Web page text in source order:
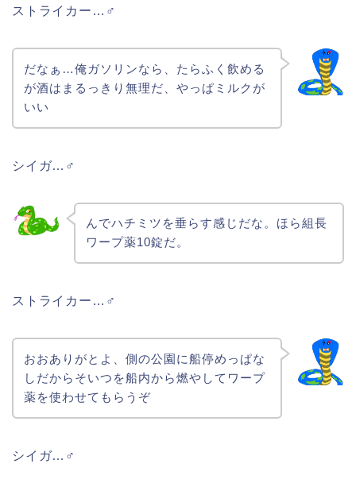
ストライカー…♂
だなぁ…俺ガソリンなら、たらふく飲める
が酒はまるっきり無理だ、やっぱミルクが
いい
シイガ…♂
んでハチミツを垂らす感じだな。ほら組長
ワープ薬10錠だ。
ストライカー…♂
おおありがとよ、側の公園に船停めっぱな
しだからそいつを船内から燃やしてワープ
薬を使わせてもらうぞ
シイガ…♂